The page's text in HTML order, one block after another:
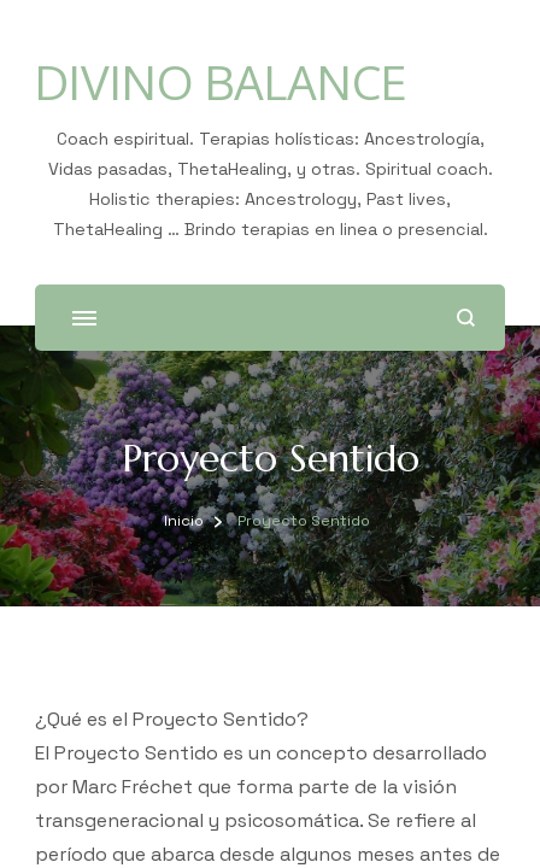
DIVINO BALANCE
Coach espiritual. Terapias holísticas: Ancestrología,
Vidas pasadas, ThetaHealing, y otras. Spiritual coach.
Holistic therapies: Ancestrology, Past lives,
ThetaHealing … Brindo terapias en linea o presencial.
Proyecto Sentido
Inicio Proyecto Sentido
¿Qué es el Proyecto Sentido?
El Proyecto Sentido es un concepto desarrollado
por Marc Fréchet que forma parte de la visión
transgeneracional y psicosomática. Se refiere al
período que abarca desde algunos meses antes de